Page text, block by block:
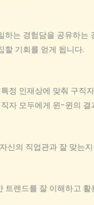
는 경험담을 공유하는
할 기회를 얻게 됩니다.
정 인재상에 맞춰 구직
자 모두에게 윈-윈의 결
의 직업관과 잘 맞는
렌드를 잘 이해하고